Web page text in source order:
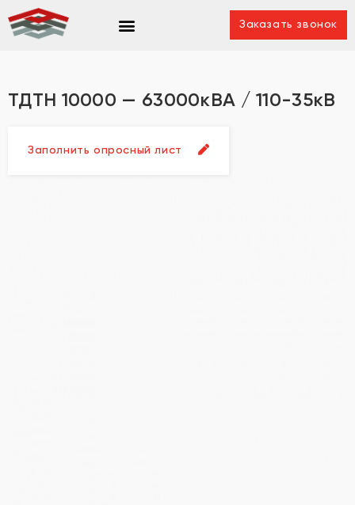
Заказать звонок
ТДТН 10000 — 63000кВА / 110-35кВ
Заполнить опросный лист